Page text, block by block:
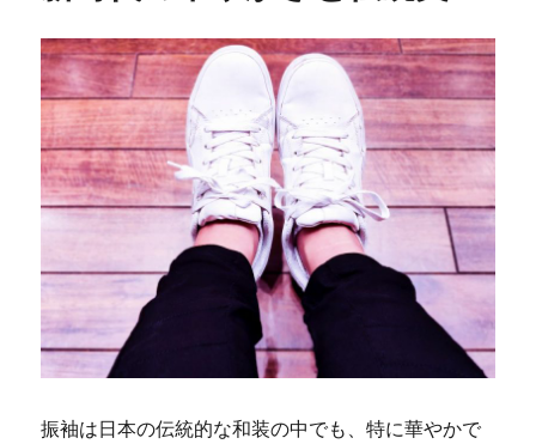
振袖は日本の伝統的な和装の中でも、特に華やかで